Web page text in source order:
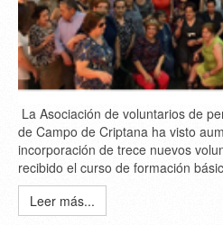
La Asociación de voluntarios de
de Campo de Criptana ha visto
incorporación de trece nuevos
recibido el curso de formación
Leer más...